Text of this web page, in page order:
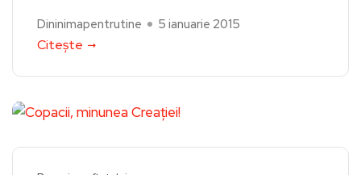
Dininimapentrutine 5 ianuarie 2015
Citește